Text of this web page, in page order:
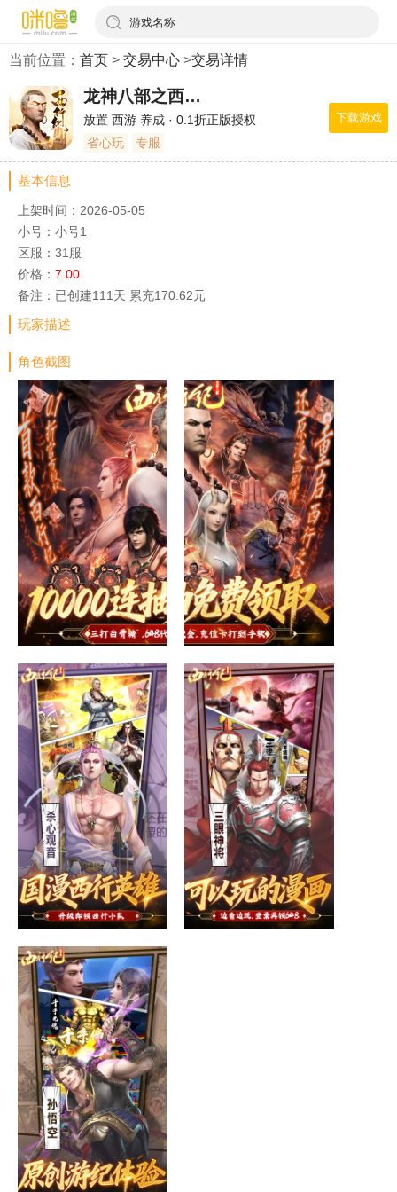
游戏名称
当前位置： 首页 > 交易中心 >交易详情
龙神八部之西行纪
放置 西游 养成 · 0.1折正版授权
省心玩
专服
下载游戏
基本信息
上架时间：2026-05-05
小号：小号1
区服：31服
价格： 7.00
备注：已创建111天 累充170.62元
玩家描述
角色截图